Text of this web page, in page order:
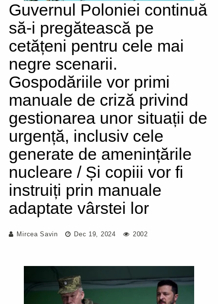
Guvernul Poloniei continuă
să-i pregătească pe
cetățeni pentru cele mai
negre scenarii.
Gospodăriile vor primi
manuale de criză privind
gestionarea unor situații de
urgență, inclusiv cele
generate de amenințările
nucleare / Și copiii vor fi
instruiți prin manuale
adaptate vârstei lor
Mircea Savin Dec 19, 2024 2002